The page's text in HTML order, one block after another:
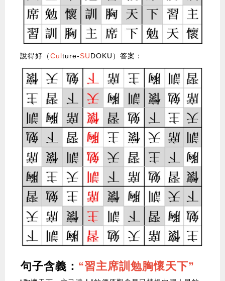
說得好（Culture-SUDOKU）答案：
句子含義： “習主席訓勉胸懷天下”